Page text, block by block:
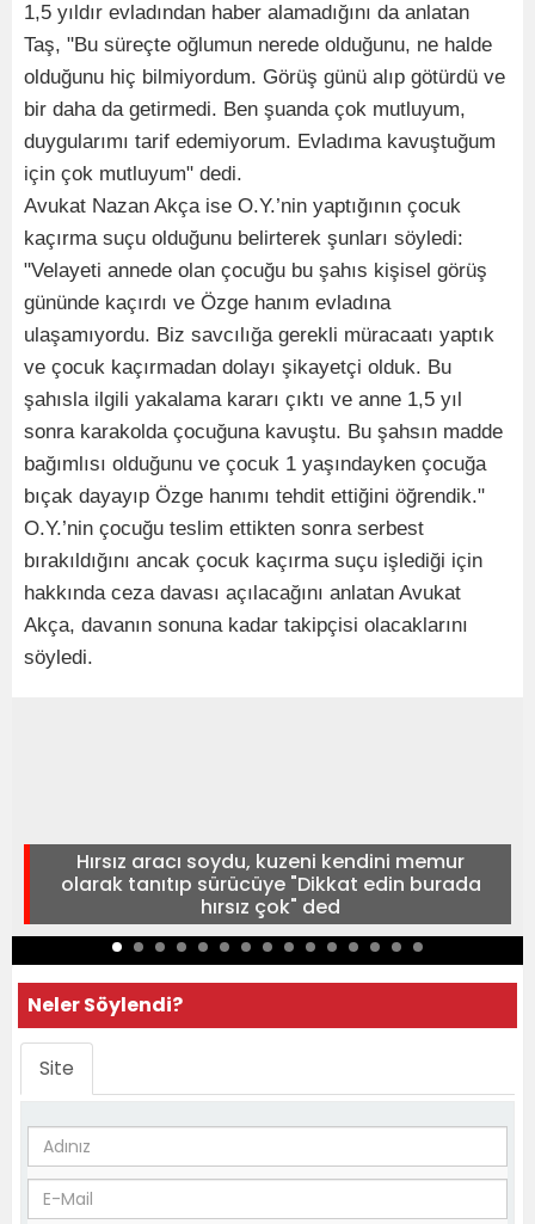
1,5 yıldır evladından haber alamadığını da anlatan
Taş, "Bu süreçte oğlumun nerede olduğunu, ne halde
olduğunu hiç bilmiyordum. Görüş günü alıp götürdü ve
bir daha da getirmedi. Ben şuanda çok mutluyum,
duygularımı tarif edemiyorum. Evladıma kavuştuğum
için çok mutluyum" dedi.
Avukat Nazan Akça ise O.Y.’nin yaptığının çocuk
kaçırma suçu olduğunu belirterek şunları söyledi:
"Velayeti annede olan çocuğu bu şahıs kişisel görüş
gününde kaçırdı ve Özge hanım evladına
ulaşamıyordu. Biz savcılığa gerekli müracaatı yaptık
ve çocuk kaçırmadan dolayı şikayetçi olduk. Bu
şahısla ilgili yakalama kararı çıktı ve anne 1,5 yıl
sonra karakolda çocuğuna kavuştu. Bu şahsın madde
bağımlısı olduğunu ve çocuk 1 yaşındayken çocuğa
bıçak dayayıp Özge hanımı tehdit ettiğini öğrendik."
O.Y.’nin çocuğu teslim ettikten sonra serbest
bırakıldığını ancak çocuk kaçırma suçu işlediği için
hakkında ceza davası açılacağını anlatan Avukat
Akça, davanın sonuna kadar takipçisi olacaklarını
söyledi.
Hırsız aracı soydu, kuzeni kendini memur
olarak tanıtıp sürücüye "Dikkat edin burada
hırsız çok" ded
Neler Söylendi?
Site